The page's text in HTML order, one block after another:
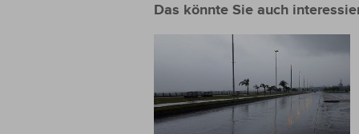
Das könnte Sie auch